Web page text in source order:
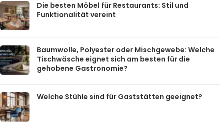
Die besten Möbel für Restaurants: Stil und
Funktionalität vereint
Baumwolle, Polyester oder Mischgewebe: Welche
Tischwäsche eignet sich am besten für die
gehobene Gastronomie?
Welche Stühle sind für Gaststätten geeignet?